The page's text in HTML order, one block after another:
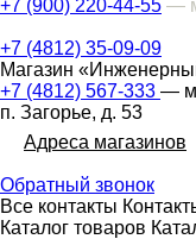
+7 (900) 220-44-55 —
+7 (4812) 35-09-09
Магазин
+7 (4812) 567-333 —
п. Загорье, д. 53
Адреса магазинов
Обратный звонок
Все контакты
Каталог товаров